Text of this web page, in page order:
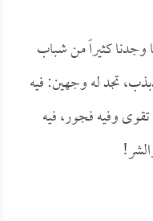
وجدنا كثيراً من شباب
تجد له وجهين: فيه
تقوى وفيه فجور، فيه